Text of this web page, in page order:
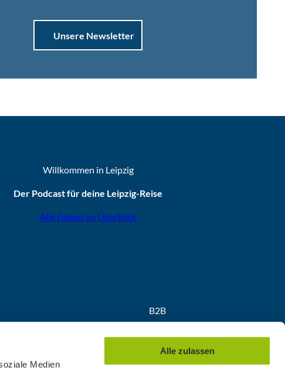
Medien
Alle zulassen
Unsere Newsletter
Willkommen in Leipzig
Der Podcast für deine Leipzig-Reise
Alle Folgen im Überblick
B2B
Medien
Convention